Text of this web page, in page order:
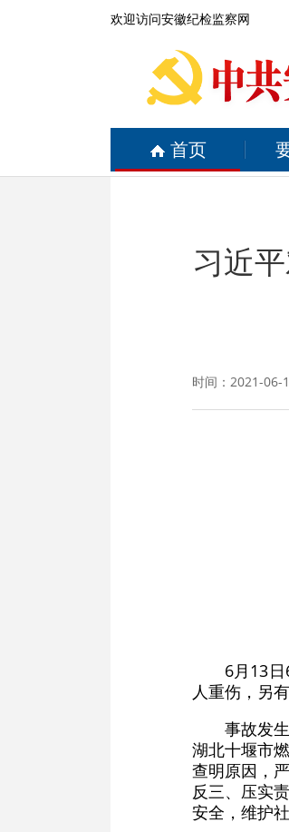
欢迎访问安徽纪检监察网
首页
习近
时间：2021-
6月13
人重伤，另
事故发
湖北十堰市
查明原因，
反三、压实
安全，维护